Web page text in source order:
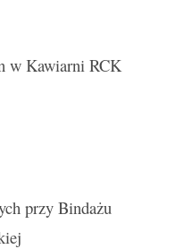
w Kawiarni RCK
przy Bindażu